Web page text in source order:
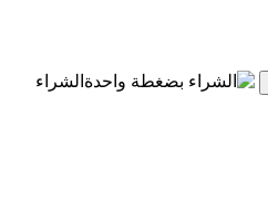
الشراء